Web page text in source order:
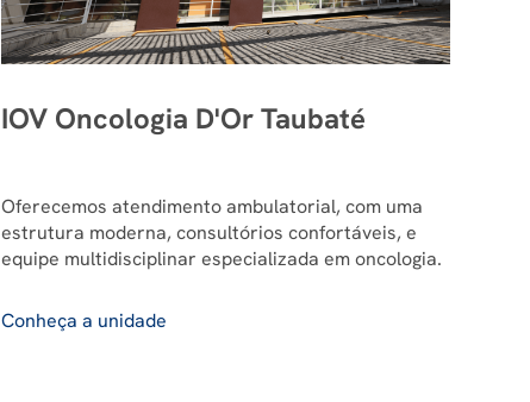
IOV Oncologia D'Or Taubaté
Oferecemos atendimento ambulatorial, com uma
estrutura moderna, consultórios confortáveis, e
equipe multidisciplinar especializada em oncologia.
Conheça a unidade